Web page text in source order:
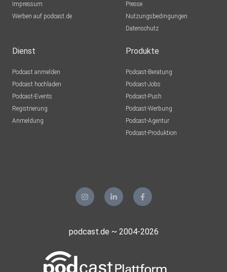
Impressum
Werben auf podcast.de
Presse
Nutzungsbedingungen
Datenschutz
Dienst
Podcast anmelden
Podcast hochladen
Podcast-Events
Registrierung
Anmeldung
Produkte
Podcast-Beratung
Podcast-Jobs
Podcast-Push
Podcast-Werbung
Podcast-Agentur
Podcast-Produktion
podcast.de ~ 2004-2026